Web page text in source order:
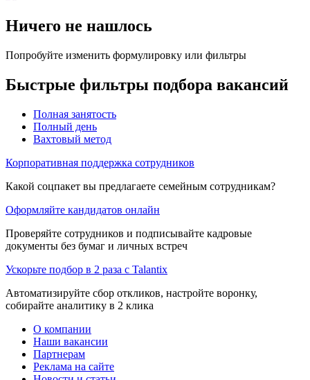
Ничего не нашлось
Попробуйте изменить формулировку или фильтры
Быстрые фильтры подбора вакансий
Полная занятость
Полный день
Вахтовый метод
Корпоративная поддержка сотрудников
Какой соцпакет вы предлагаете семейным сотрудникам?
Оформляйте кандидатов онлайн
Проверяйте сотрудников и подписывайте кадровые
документы без бумаг и личных встреч
Ускорьте подбор в 2 раза с Talantix
Автоматизируйте сбор откликов, настройте воронку,
собирайте аналитику в 2 клика
О компании
Наши вакансии
Партнерам
Реклама на сайте